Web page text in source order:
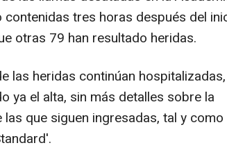
contenidas tres horas después del
otras 79 han resultado heridas.
las heridas continúan hospitalizadas,
ya el alta, sin más detalles sobre la
que siguen ingresadas, tal y como